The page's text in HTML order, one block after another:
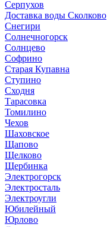
Серпухов
Доставка воды Сколково
Снегири
Солнечногорск
Солнцево
Софрино
Старая Купавна
Ступино
Сходня
Тарасовка
Томилино
Чехов
Шаховское
Щапово
Щелково
Щербинка
Электрогорск
Электросталь
Электроугли
Юбилейный
Юрлово